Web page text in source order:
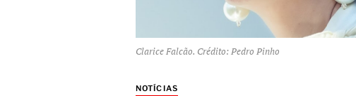
Clarice Falcão. Crédito: Pedro Pinho
NOTÍCIAS